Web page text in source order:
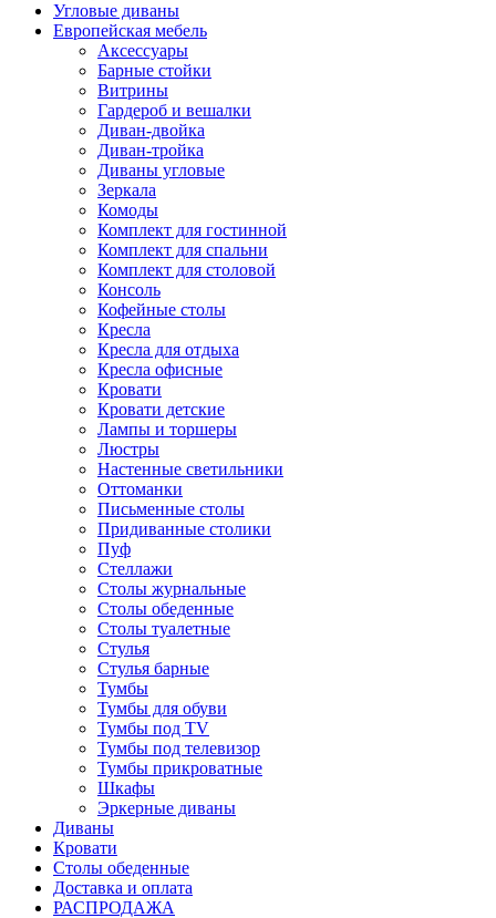
Угловые диваны
Европейская мебель
Аксессуары
Барные стойки
Витрины
Гардероб и вешалки
Диван-двойка
Диван-тройка
Диваны угловые
Зеркала
Комоды
Комплект для гостинной
Комплект для спальни
Комплект для столовой
Консоль
Кофейные столы
Кресла
Кресла для отдыха
Кресла офисные
Кровати
Кровати детские
Лампы и торшеры
Люстры
Настенные светильники
Оттоманки
Письменные столы
Придиванные столики
Пуф
Стеллажи
Столы журнальные
Столы обеденные
Столы туалетные
Стулья
Стулья барные
Тумбы
Тумбы для обуви
Тумбы под TV
Тумбы под телевизор
Тумбы прикроватные
Шкафы
Эркерные диваны
Диваны
Кровати
Столы обеденные
Доставка и оплата
РАСПРОДАЖА